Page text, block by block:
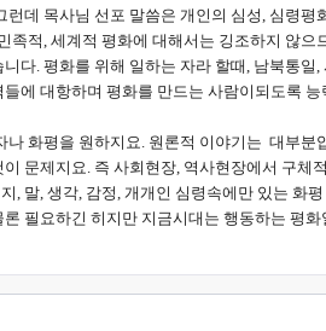
런데 목사님 선포 말씀은 개인의 심성, 심령평
족적, 세계적 평화에 대해서는 깅조하지 않으
다. 평화를 위해 일하는 자라 할때, 남북통일
에 대항하며 평화를 만드는 사람이되도록
나 화평을 원하지요. 원론적 이야기는 대부분
문제지요. 즉 사회현장, 역사현장에서 구체
, 말, 생각, 감정, 개개인 심령속에만 있는 화
필요하긴 히지만 지금시대는 행동하는 평